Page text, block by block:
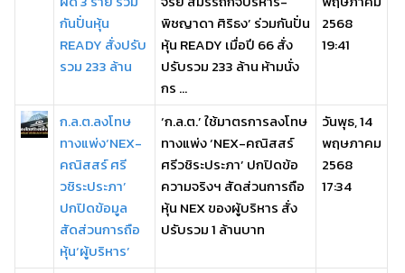
กันปั่นหุ้น
READY สั่งปรับ
รวม 233 ล้าน
พิชญาดา ศิริธง’ ร่วมกันปั่น
หุ้น READY เมื่อปี 66 สั่ง
ปรับรวม 233 ล้าน ห้ามนั่ง
กร ...
2568
19:41
ก.ล.ต.ลงโทษ
ทางแพ่ง‘NEX-
คณิสสร์ ศรี
วชิระประภา’
ปกปิดข้อมูล
สัดส่วนการถือ
หุ้น‘ผู้บริหาร’
‘ก.ล.ต.’ ใช้มาตรการลงโทษ
ทางแพ่ง ‘NEX-คณิสสร์
ศรีวชิระประภา’ ปกปิดข้อ
ความจริงฯ สัดส่วนการถือ
หุ้น NEX ของผู้บริหาร สั่ง
ปรับรวม 1 ล้านบาท
วันพุธ, 14
พฤษภาคม
2568
17:34